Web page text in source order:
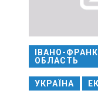
ІВАНО-
ОБЛАСТЬ
УКРАЇНА